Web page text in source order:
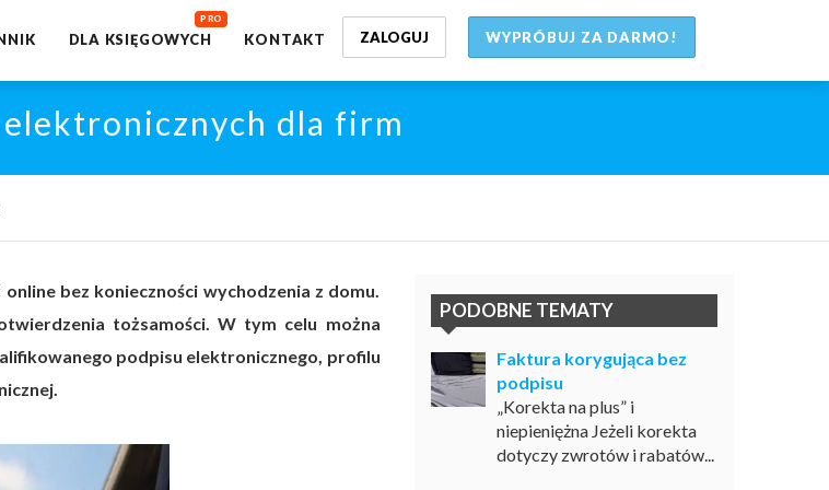
WYPRÓBUJ ZA DARMO!
ZALOGUJ
DLA KSIĘGOWYCH KONTAKT
dla firm
bez konieczności wychodzenia z domu.
tożsamości. W tym celu można
podpisu elektronicznego, profilu
PODOBNE TEMATY
Faktura korygująca bez
podpisu
„Korekta na plus” i
niepieniężna Jeżeli korekta
dotyczy zwrotów i rabatów...